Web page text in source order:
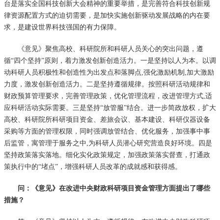
台是落实全国科技创新大会精神的重要举措，是完善符合科技创新规
律资源配置方式的迫切需要，是加快实施创新驱动发展战略的内在要
求，是建设世界科技强国的有力保障。
《意见》聚焦高校、科研院所和科研人员关心的突出问题，遵
循“四个坚持”原则，着力激发创新创造活力。一是坚持以人为本。以调
动科研人员积极性和创造性为出发点和落脚点,强化激励机制,加大激励
力度，激发创新创造活力。二是坚持遵循规律。按照科研活动规律和
财政预算管理要求，完善管理政策，优化管理流程，改进管理方式,适
应科研活动实际需要。三是坚持“放管服”结合。进一步简政放权，扩大
高校、科研院所科研项目资金、差旅会议、基本建设、科研仪器设备
采购等方面的管理权限，同时强调放管结合、优化服务，加强事中事
后监管，寓管理于服务之中,为科研人员潜心研究营造良好环境。四是
坚持政策落实落地。细化实化政策规定，加强政策落实督查，打通政
策执行中的“堵点”，增强科研人员改革的成就感和获得感。
问：《意见》在改进中央财政科研项目资金管理方面提出了哪些
措施？